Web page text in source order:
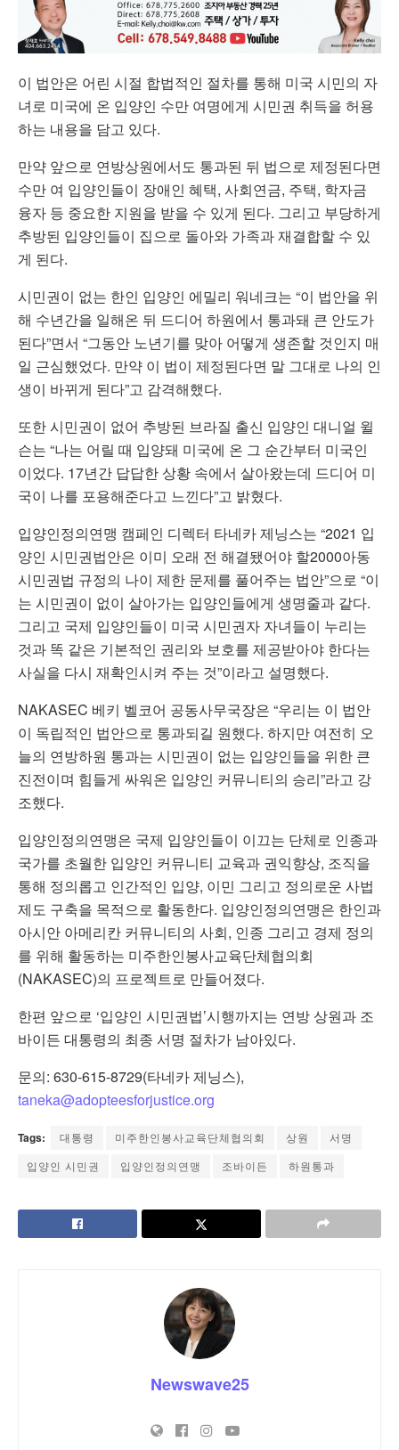
이 법안은 어린 시절 합법적인 절차를 통해 미국 시민의 자
녀로 미국에 온 입양인 수만 여명에게 시민권 취득을 허용
하는 내용을 담고 있다.
만약 앞으로 연방상원에서도 통과된 뒤 법으로 제정된다면
수만 여 입양인들이 장애인 혜택, 사회연금, 주택, 학자금
융자 등 중요한 지원을 받을 수 있게 된다. 그리고 부당하게
추방된 입양인들이 집으로 돌아와 가족과 재결합할 수 있
게 된다.
시민권이 없는 한인 입양인 에밀리 워네크는 “이 법안을 위
해 수년간을 일해온 뒤 드디어 하원에서 통과돼 큰 안도가
된다”면서 “그동안 노년기를 맞아 어떻게 생존할 것인지 매
일 근심했었다. 만약 이 법이 제정된다면 말 그대로 나의 인
생이 바뀌게 된다”고 감격해했다.
또한 시민권이 없어 추방된 브라질 출신 입양인 대니얼 윌
슨는 “나는 어릴 때 입양돼 미국에 온 그 순간부터 미국인
이었다. 17년간 답답한 상황 속에서 살아왔는데 드디어 미
국이 나를 포용해준다고 느낀다”고 밝혔다.
입양인정의연맹 캠페인 디렉터 타네카 제닝스는 “2021 입
양인 시민권법안은 이미 오래 전 해결됐어야 할2000아동
시민권법 규정의 나이 제한 문제를 풀어주는 법안”으로 “이
는 시민권이 없이 살아가는 입양인들에게 생명줄과 같다.
그리고 국제 입양인들이 미국 시민권자 자녀들이 누리는
것과 똑 같은 기본적인 권리와 보호를 제공받아야 한다는
사실을 다시 재확인시켜 주는 것”이라고 설명했다.
NAKASEC 베키 벨코어 공동사무국장은 “우리는 이 법안
이 독립적인 법안으로 통과되길 원했다. 하지만 여전히 오
늘의 연방하원 통과는 시민권이 없는 입양인들을 위한 큰
진전이며 힘들게 싸워온 입양인 커뮤니티의 승리”라고 강
조했다.
입양인정의연맹은 국제 입양인들이 이끄는 단체로 인종과
국가를 초월한 입양인 커뮤니티 교육과 권익향상, 조직을
통해 정의롭고 인간적인 입양, 이민 그리고 정의로운 사법
제도 구축을 목적으로 활동한다. 입양인정의연맹은 한인과
아시안 아메리칸 커뮤니티의 사회, 인종 그리고 경제 정의
를 위해 활동하는 미주한인봉사교육단체협의회
(NAKASEC)의 프로젝트로 만들어졌다.
한편 앞으로 ‘입양인 시민권법’시행까지는 연방 상원과 조
바이든 대통령의 최종 서명 절차가 남아있다.
문의: 630-615-8729(타네카 제닝스),
taneka@adopteesforjustice.org
Tags: 대통령 미주한인봉사교육단체협의회 상원
서명
입양인 시민권
입양인정의연맹 조바이든 하원통과
Newswave25